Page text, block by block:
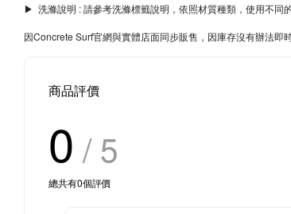
▶︎ 洗滌說明 : 請參考洗滌標籤說明，依照材質種類，使用不同
因Concrete Surf官網與實體店面同步販售，因庫存沒有辦法即
商品評價
0 / 5
總共有0個評價